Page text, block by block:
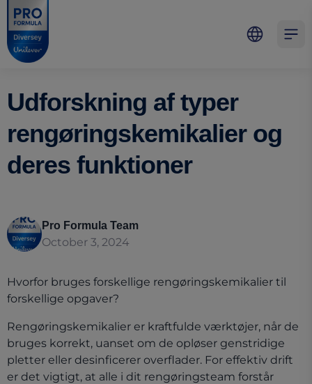
Skip to main content
Skip to navigation
Skip to footer
Pro Formula
Udforskning af typer
rengøringskemikalier og
deres funktioner
Pro Formula Team
October 3, 2024
Hvorfor bruges forskellige rengøringskemikalier til
forskellige opgaver?
Rengøringskemikalier er kraftfulde værktøjer, når de
bruges korrekt, uanset om de opløser genstridige
pletter eller desinficerer overflader. For effektiv drift
er det vigtigt, at alle i dit rengøringsteam forstår